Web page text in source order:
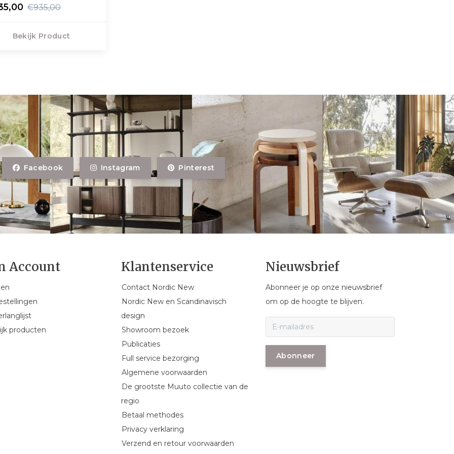
€935,00
Bekijk Product
Facebook Instagram Pinterest
Account
producten
Klantenservice
Contact Nordic New
Nordic New en Scandinavisch
design
Showroom bezoek
Publicaties
Full service bezorging
Algemene voorwaarden
De grootste Muuto collectie van de
regio
Betaal methodes
Privacy verklaring
Verzend en retour voorwaarden
Nieuwsbrief
Abonneer je op onze nieuwsbrief
om op de hoogte te blijven.
Abonneer